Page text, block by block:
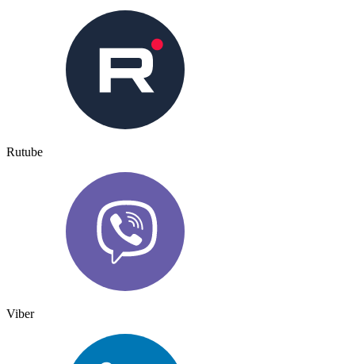
Rutube
Viber